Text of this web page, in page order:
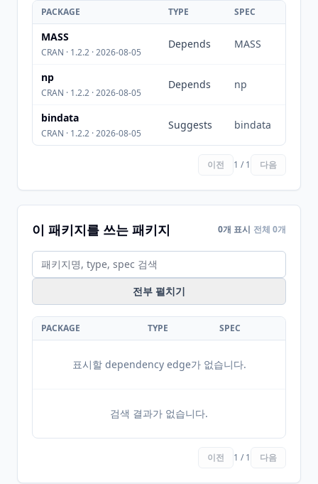
PACKAGE TYPE SPEC
MASS
CRAN · 1.2.2 · 2026-08-05
Depends MASS
np
CRAN · 1.2.2 · 2026-08-05
Depends np
bindata
CRAN · 1.2.2 · 2026-08-05
Suggests bindata
이전 1 / 1 다음
이 패키지를 쓰는 패키지 0개 표시 전체 0개
전부 펼치기
PACKAGE TYPE SPEC
표시할 dependency edge가 없습니다.
검색 결과가 없습니다.
이전 1 / 1 다음